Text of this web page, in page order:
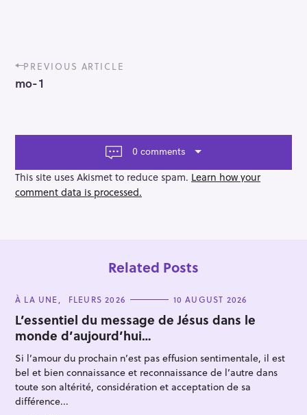
P
s
a
g
a
t
PREVIOUS ARTICLE
mo-1
0 comments
This site uses Akismet to reduce spam. Learn how your
comment data is processed.
Related Posts
C
T
E
G
O
R
I
E
S
À LA UNE FLEURS 2026 10 AUGUST 2026
L’essentiel du message de Jésus dans le
monde d’aujourd’hui…
Si l’amour du prochain n’est pas effusion sentimentale, il est
bel et bien connaissance et reconnaissance de l’autre dans
toute son altérité, considération et acceptation de sa
différence...